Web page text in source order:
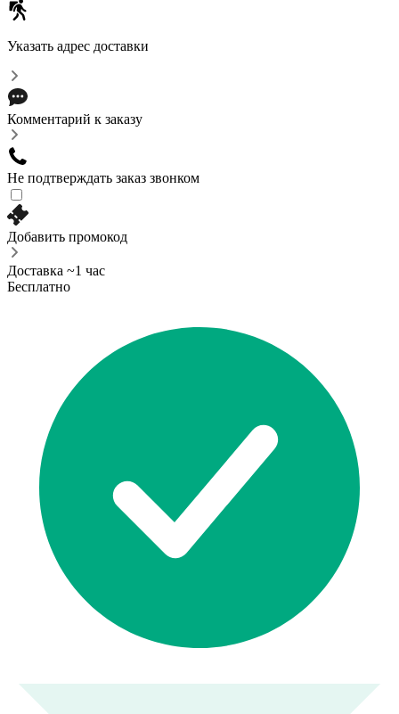
Указать адрес доставки
Комментарий к заказу
Не подтверждать заказ звонком
Добавить промокод
Доставка ~1 час
Бесплатно